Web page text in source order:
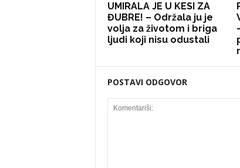
UMIRALA JE U KESI ZA
ĐUBRE! – Održala ju je
volja za životom i briga
ljudi koji nisu odustali
POSTAVI ODGOVOR